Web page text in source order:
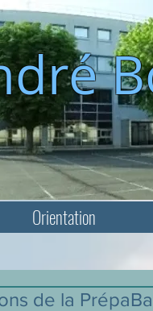
Orientation
de la